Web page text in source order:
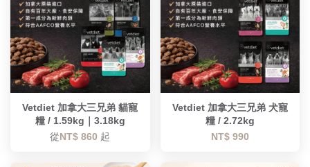
Vetdiet 加拿大三兄弟 貓寵
糧 / 1.59kg｜3.18kg
從NT$ 860 起
Vetdiet 加拿大三兄弟 犬寵
糧 / 2.72kg
NT$ 990